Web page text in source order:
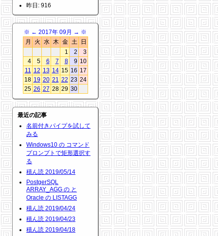
昨日: 916
※ ← 2017年 09月 → ※
月
火 水 木 金 土
日
1
2
3
4
5 6 7 8 9 10
11 12 13 14 15 16 17
18 19 20 21 22 23 24
25 26 27 28 29 30
最近の記事
名前付きパイプを試して
みる
Windows10 の コマンド
プロンプトで矩形選択す
る
積ん読 2019/05/14
PostgerSQL
ARRAY_AGG の と
Oracle の LISTAGG
積ん読 2019/04/24
積ん読 2019/04/23
積ん読 2019/04/18